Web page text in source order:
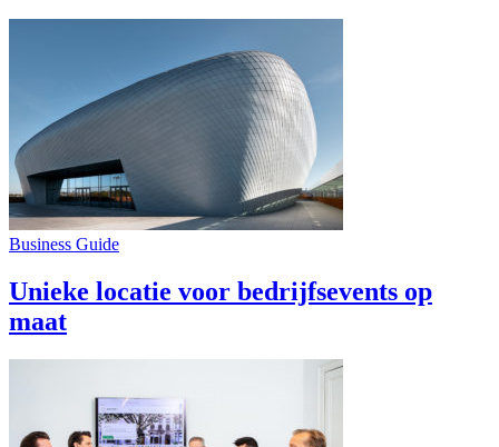
Business Guide
Unieke locatie voor bedrijfsevents op
maat